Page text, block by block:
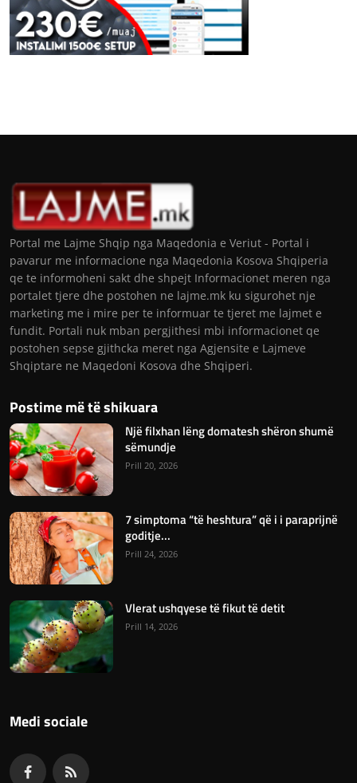
Portal me Lajme Shqip nga Maqedonia e Veriut - Portal i
pavarur me informacione nga Maqedonia Kosova Shqiperia
qe te informoheni sakt dhe shpejt Informacionet meren nga
portalet tjere dhe postohen ne lajme.mk ku sigurohet nje
marketing me i mire per te informuar te tjeret me lajmet e
fundit. Portali nuk mban pergjithesi mbi informacionet qe
postohen sepse gjithcka meret nga Agjensite e Lajmeve
Shqiptare ne Maqedoni Kosova dhe Shqiperi.
Postime më të shikuara
Një filxhan lëng domatesh shëron shumë
sëmundje
Prill 20, 2026
7 simptoma “të heshtura” që i i paraprijnë
goditje...
Prill 24, 2026
Vlerat ushqyese të fikut të detit
Prill 14, 2026
Medi sociale